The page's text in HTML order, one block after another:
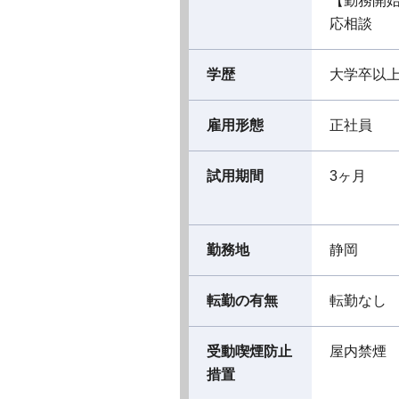
応相談
学歴 大学卒以上
雇用形態 正社員
試用期間 3ヶ月
勤務地 静岡
転勤の有無 転勤なし
受動喫煙防止
措置
屋内禁煙